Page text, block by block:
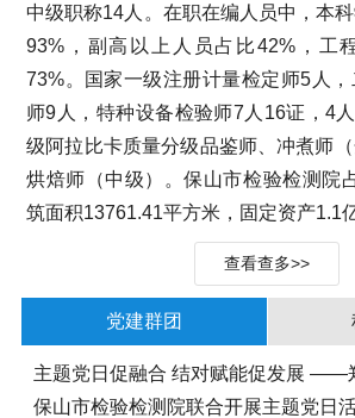
中级职称14人。在职在编人员中，本
93%，副高以上人员占比42%，工
73%。国家一级注册计量检定师5人
师9人，特种设备检验师7人16证，4
级阿拉比卡质量分级品鉴师、冲煮师（
烘焙师（中级）。保山市检验检测院
筑面积13761.41平方米，固定资产1.1
查看查多>>
党建群团
主题党日促融合 结对赋能促发展 ——
保山市检验检测院联合开展主题党日